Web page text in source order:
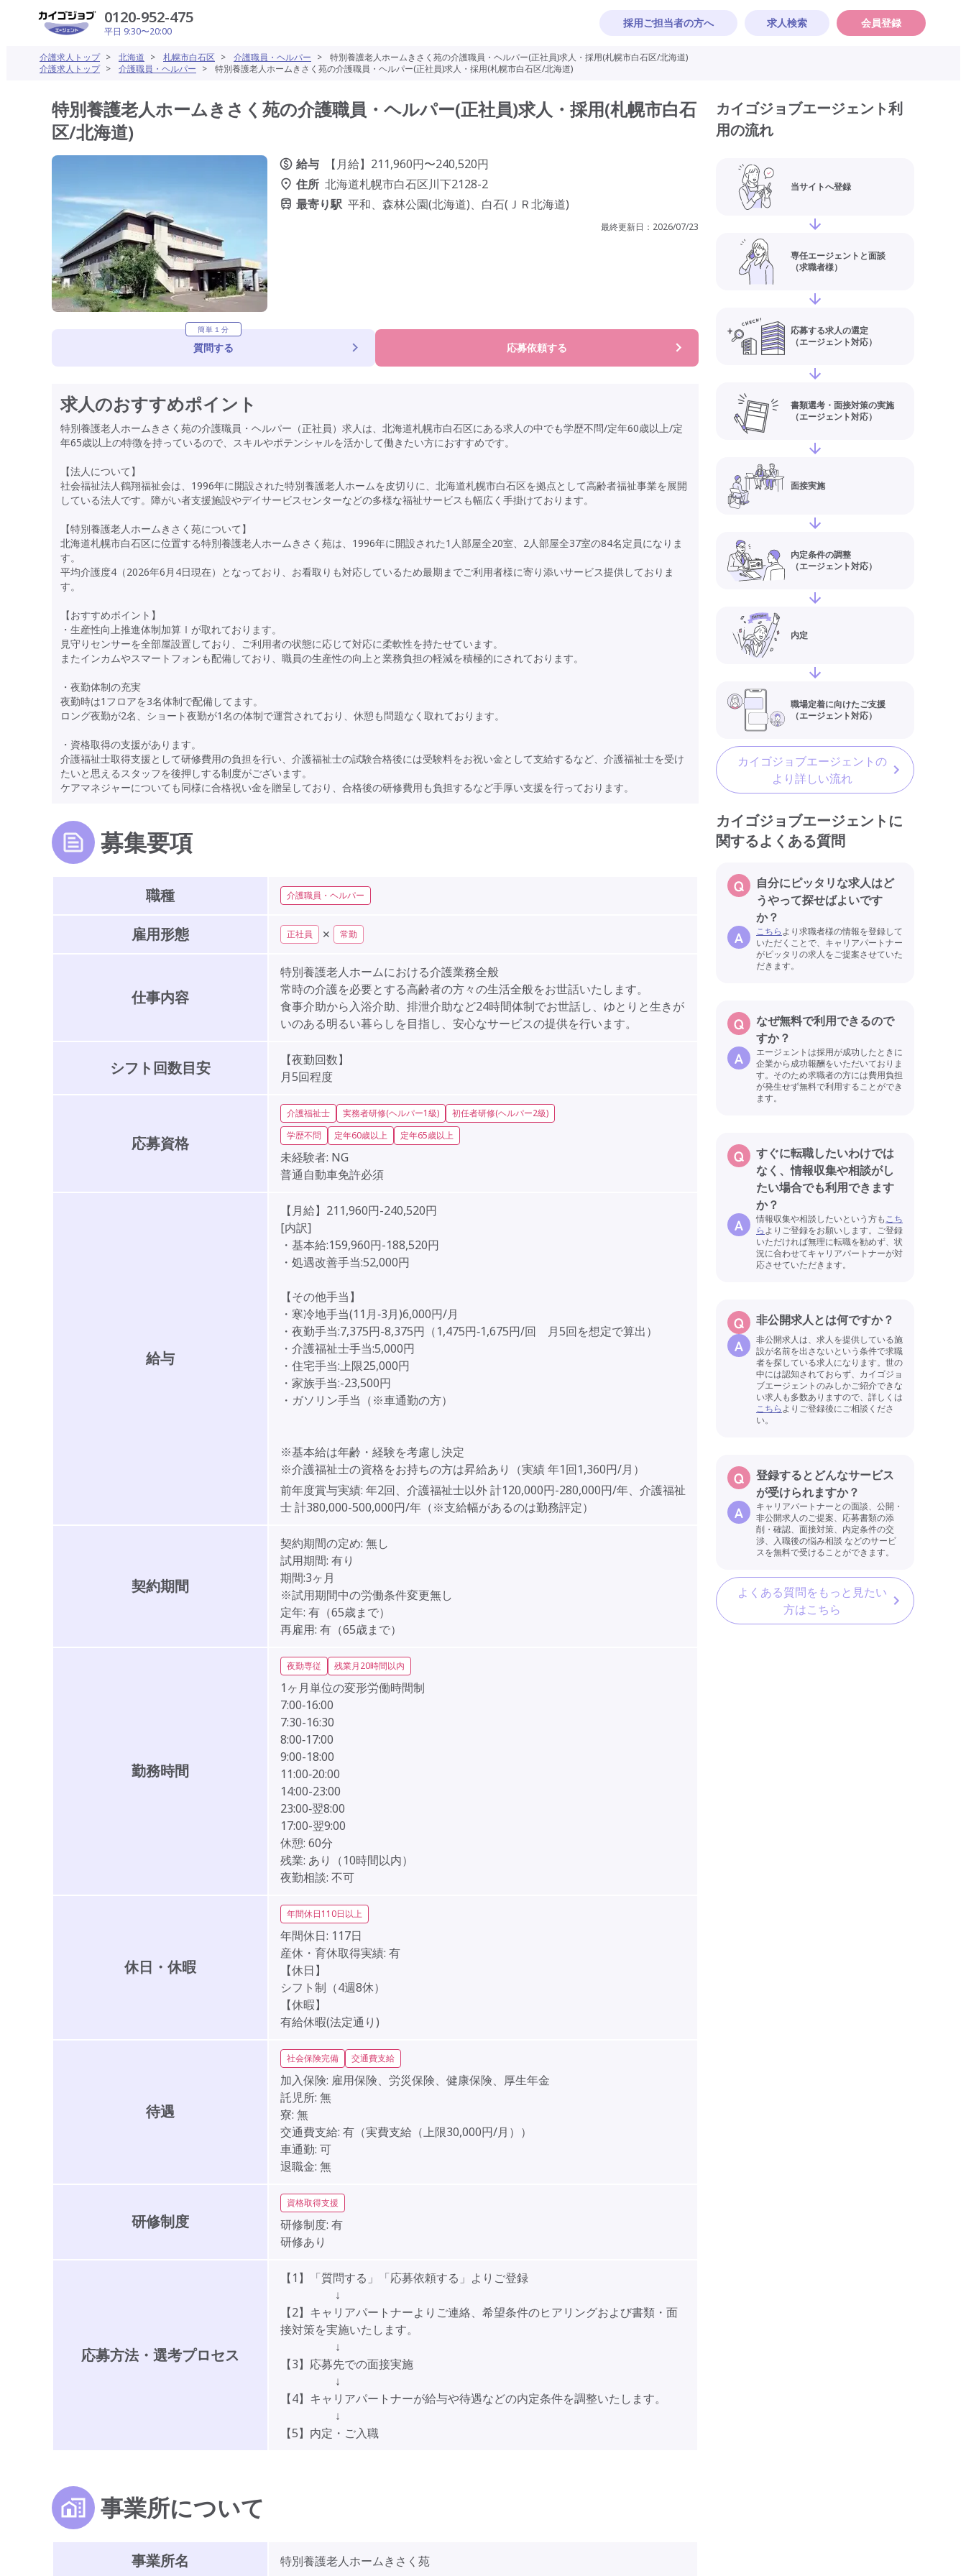
0120-952-475
平日 9:30〜20:00
採用ご担当者の方へ 求人検索 会員登録
介護求人トップ > 北海道 > 札幌市白石区 > 介護職員・ヘルパー >
特別養護老人ホームきさく苑の介護職員・ヘルパー(正社員)求人・採用(札幌市白石区/北海道)
介護求人トップ > 介護職員・ヘルパー > 特別養護老人ホームきさく苑の介護職員・ヘルパー(正社員)求人・採用(札幌市白石区/北海道)
特別養護老人ホームきさく苑の介護職員・ヘルパー(正社員)求人・採用(札幌市白石
区/北海道)
給与
【月給】211,960円〜240,520円
住所 北海道札幌市白石区川下2128-2
最寄り駅 平和、森林公園(北海道)、白石(ＪＲ北海道)
最終更新日： 2026/07/23
簡単１分
質問する 応募依頼する
求人のおすすめポイント
特別養護老人ホームきさく苑の介護職員・ヘルパー（正社員）求人は、北海道札幌市白石区にある求人の中でも学歴不問/定年60歳以上/定
年65歳以上の特徴を持っているので、スキルやポテンシャルを活かして働きたい方におすすめです。
【法人について】
社会福祉法人鶴翔福祉会は、1996年に開設された特別養護老人ホームを皮切りに、北海道札幌市白石区を拠点として高齢者福祉事業を展開
している法人です。障がい者支援施設やデイサービスセンターなどの多様な福祉サービスも幅広く手掛けております。
【特別養護老人ホームきさく苑について】
北海道札幌市白石区に位置する特別養護老人ホームきさく苑は、1996年に開設された1人部屋全20室、2人部屋全37室の84名定員になりま
す。
平均介護度4（2026年6月4日現在）となっており、お看取りも対応しているため最期までご利用者様に寄り添いサービス提供しておりま
す。
【おすすめポイント】
・生産性向上推進体制加算Ⅰが取れております。
見守りセンサーを全部屋設置しており、ご利用者の状態に応じて対応に柔軟性を持たせています。
またインカムやスマートフォンも配備しており、職員の生産性の向上と業務負担の軽減を積極的にされております。
・夜勤体制の充実
夜勤時は1フロアを3名体制で配備してます。
ロング夜勤が2名、ショート夜勤が1名の体制で運営されており、休憩も問題なく取れております。
・資格取得の支援があります。
介護福祉士取得支援として研修費用の負担を行い、介護福祉士の試験合格後には受験料をお祝い金として支給するなど、介護福祉士を受け
たいと思えるスタッフを後押しする制度がございます。
ケアマネジャーについても同様に合格祝い金を贈呈しており、合格後の研修費用も負担するなど手厚い支援を行っております。
募集要項
職種 介護職員・ヘルパー
雇用形態 正社員 ✕ 常勤
仕事内容
特別養護老人ホームにおける介護業務全般
常時の介護を必要とする高齢者の方々の生活全般をお世話いたします。
食事介助から入浴介助、排泄介助など24時間体制でお世話し、ゆとりと生きが
いのある明るい暮らしを目指し、安心なサービスの提供を行います。
シフト回数目安
【夜勤回数】
月5回程度
応募資格
介護福祉士 実務者研修(ヘルパー1級)
初任者研修(ヘルパー2級)
学歴不問
定年60歳以上 定年65歳以上
未経験者: NG
普通自動車免許必須
給与
【月給】211,960円-240,520円
[内訳]
・基本給:159,960円-188,520円
・処遇改善手当:52,000円
【その他手当】
・寒冷地手当(11月‐3月)6,000円/月
・夜勤手当:7,375円-8,375円（1,475円‐1,675円/回 月5回を想定で算出）
・介護福祉士手当:5,000円
・住宅手当:上限25,000円
・家族手当:-23,500円
・ガソリン手当（※車通勤の方）
※基本給は年齢・経験を考慮し決定
※介護福祉士の資格をお持ちの方は昇給あり（実績 年1回1,360円/月）
前年度賞与実績: 年2回、介護福祉士以外 計120,000円-280,000円/年、介護福祉
士 計380,000-500,000円/年（※支給幅があるのは勤務評定）
契約期間
契約期間の定め: 無し
試用期間: 有り
期間:3ヶ月
※試用期間中の労働条件変更無し
定年: 有（65歳まで）
再雇用: 有（65歳まで）
勤務時間
夜勤専従 残業月20時間以内
1ヶ月単位の変形労働時間制
7:00‐16:00
7:30-16:30
8:00‐17:00
9:00-18:00
11:00‐20:00
14:00-23:00
23:00‐翌8:00
17:00-翌9:00
休憩: 60分
残業: あり（10時間以内）
夜勤相談: 不可
休日・休暇
年間休日110日以上
年間休日: 117日
産休・育休取得実績: 有
【休日】
シフト制（4週8休）
【休暇】
有給休暇(法定通り)
待遇
社会保険完備 交通費支給
加入保険: 雇用保険、労災保険、健康保険、厚生年金
託児所: 無
寮: 無
交通費支給: 有（実費支給（上限30,000円/月））
車通勤: 可
退職金: 無
研修制度
資格取得支援
研修制度: 有
研修あり
応募方法・選考プロセス
【1】「質問する」「応募依頼する」よりご登録
↓
【2】キャリアパートナーよりご連絡、希望条件のヒアリングおよび書類・面
接対策を実施いたします。
↓
【3】応募先での面接実施
↓
【4】キャリアパートナーが給与や待遇などの内定条件を調整いたします。
↓
【5】内定・ご入職
事業所について
事業所名 特別養護老人ホームきさく苑
カイゴジョブエージェント利
用の流れ
当サイトへ登録
専任エージェントと面談
（求職者様）
応募する求人の選定
（エージェント対応）
書類選考・面接対策の実施
（エージェント対応）
面接実施
内定条件の調整
（エージェント対応）
内定
職場定着に向けたご支援
（エージェント対応）
カイゴジョブエージェントの
より詳しい流れ
カイゴジョブエージェントに
関するよくある質問
自分にピッタリな求人はど
うやって探せばよいです
か？
こちらより求職者様の情報を登録して
いただくことで、キャリアパートナー
がピッタリの求人をご提案させていた
だきます。
なぜ無料で利用できるので
すか？
エージェントは採用が成功したときに
企業から成功報酬をいただいておりま
す。そのため求職者の方には費用負担
が発生せず無料で利用することができ
ます。
すぐに転職したいわけでは
なく、情報収集や相談がし
たい場合でも利用できます
か？
情報収集や相談したいという方もこち
らよりご登録をお願いします。ご登録
いただければ無理に転職を勧めず、状
況に合わせてキャリアパートナーが対
応させていただきます。
非公開求人とは何ですか？
非公開求人は、求人を提供している施
設が名前を出さないという条件で求職
者を探している求人になります。世の
中には認知されておらず、カイゴジョ
ブエージェントのみしかご紹介できな
い求人も多数ありますので、詳しくは
こちらよりご登録後にご相談くださ
い。
登録するとどんなサービス
が受けられますか？
キャリアパートナーとの面談、公開・
非公開求人のご提案、応募書類の添
削・確認、面接対策、内定条件の交
渉、入職後の悩み相談 などのサービ
スを無料で受けることができます。
よくある質問をもっと見たい
方はこちら